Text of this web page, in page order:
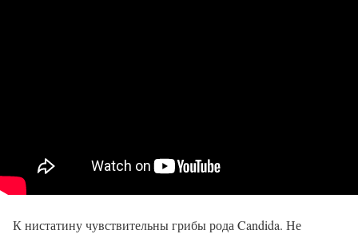
К нистатину чувствительны грибы рода Candida. Не